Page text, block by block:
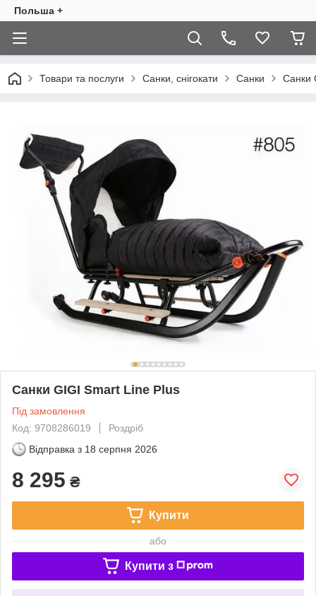
Польша +
Товари та послуги Санки, снігокати Санки Санки
Санки GIGI Smart Line Plus
Під замовлення
Код: 9708286019
Роздріб
Відправка з 18 серпня 2026
8 295 ₴
Купити
або
Купити з